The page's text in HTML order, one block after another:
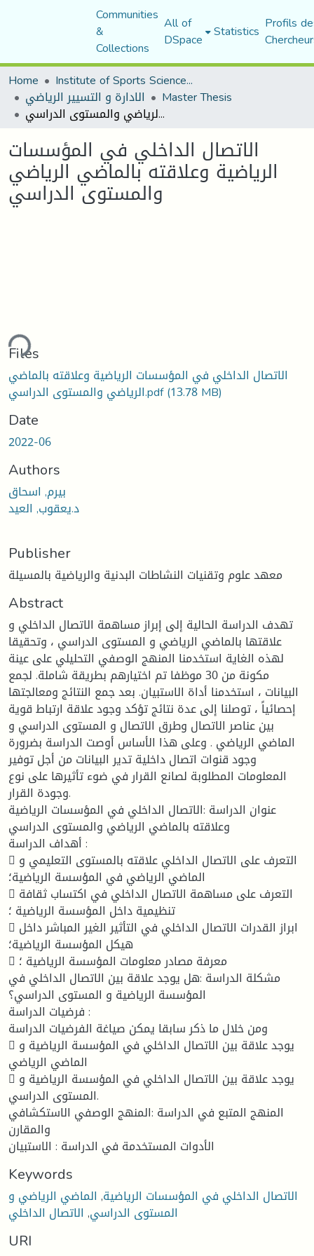
Communities
&
Collections
All of
DSpace Statistics Profils
Home
Institute of Sports Sciences and Techniques
الادارة و التسيير الرياضي Master Thesis
الاتصال الداخلي في المؤسسات الرياضية وعلاقته بالماضي الرياضي والمستوى الدراسي
الاتصال الداخلي في المؤسسات
الرياضية وعلاقته بالماضي الرياضي
والمستوى الدراسي
Files
الاتصال الداخلي في المؤسسات الرياضية وعلاقته بالماضي
الرياضي والمستوى الدراسي.pdf(13.78 MB)
Date
2022-06
Authors
بيرم, اسحاق
د.يعقوب, العيد
Publisher
معهد علوم وتقنيات النشاطات البدنية والرياضية بالمسيلة
Abstract
تهدف الدراسة الحالية إلى إبراز مساهمة الاتصال الداخلي و
علاقتها بالماضي الرياضي و المستوى الدراسي ، وتحقيقا
لهذه الغاية استخدمنا المنهج الوصفي التحليلي على عينة
مكونة من 30 موظفا تم اختيارهم بطريقة شاملة. لجمع
البيانات ، استخدمنا أداة الاستبيان. بعد جمع النتائج ومعالجتها
إحصائياً ، توصلنا إلى عدة نتائج تؤكد وجود علاقة ارتباط قوية
بين عناصر الاتصال وطرق الاتصال و المستوى الدراسي و
الماضي الرياضي . وعلى هذا الأساس أوصت الدراسة بضرورة
وجود قنوات اتصال داخلية تدير البيانات من أجل توفير
المعلومات المطلوبة لصانع القرار في ضوء تأثيرها على نوع
وجودة القرار.
عنوان الدراسة :الاتصال الداخلي في المؤسسات الرياضية
وعلاقته بالماضي الرياضي والمستوى الدراسي
أهداف الدراسة :
 التعرف على الاتصال الداخلي علاقته بالمستوى التعليمي و
الماضي الرياضي في المؤسسة الرياضية؛
 التعرف على مساهمة الاتصال الداخلي في اكتساب ثقافة
تنظيمية داخل المؤسسة الرياضية ؛
 ابراز القدرات الاتصال الداخلي في التأثير الغير المباشر داخل
هيكل المؤسسة الرياضية؛
 معرفة مصادر معلومات المؤسسة الرياضية ؛
مشكلة الدراسة :هل يوجد علاقة بين الاتصال الداخلي في
المؤسسة الرياضية و المستوى الدراسي؟
فرضيات الدراسة :
ومن خلال ما ذكر سابقا يمكن صياغة الفرضيات الدراسة
 يوجد علاقة بين الاتصال الداخلي في المؤسسة الرياضية و
الماضي الرياضي
 يوجد علاقة بين الاتصال الداخلي في المؤسسة الرياضية و
المستوى الدراسي.
المنهج المتبع في الدراسة :المنهج الوصفي الاستكشافي
والمقارن
الأدوات المستخدمة في الدراسة : الاستبيان
Keywords
الاتصال الداخلي في المؤسسات الرياضية, الماضي الرياضي و
المستوى الدراسي, الاتصال الداخلي
URI